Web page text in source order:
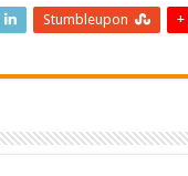
Stumbleupon